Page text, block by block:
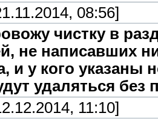
08:56]
чистку в
не написавших
и у кого
удаляться без
11:10]